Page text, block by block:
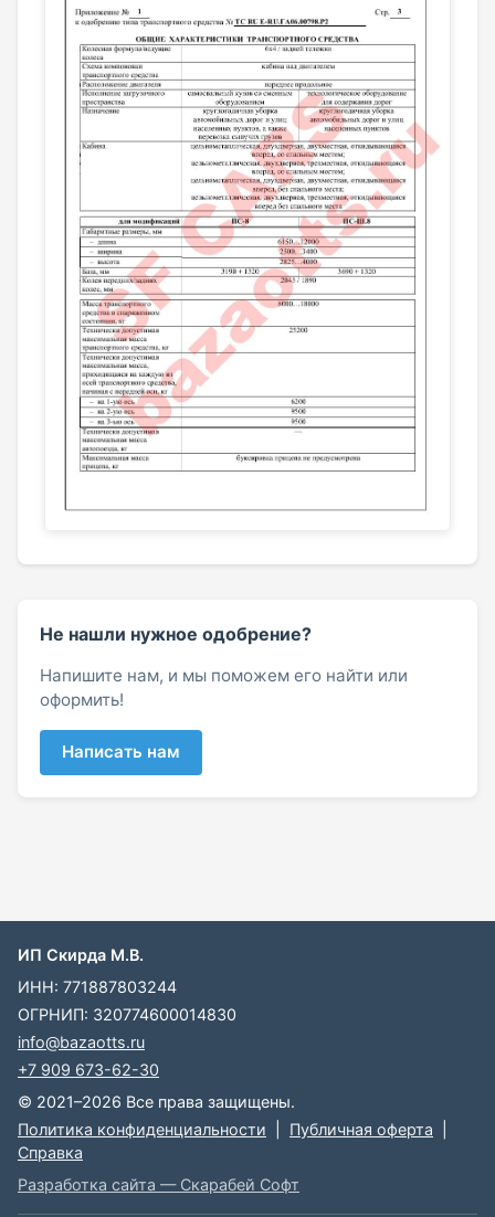
Не нашли нужное одобрение?
Напишите нам, и мы поможем его найти или
оформить!
Написать нам
ИП Скирда М.В.
ИНН: 771887803244
ОГРНИП: 320774600014830
info@bazaotts.ru
+7 909 673-62-30
© 2021–2026 Все права защищены.
Политика конфиденциальности
Публичная оферта
Справка
Разработка сайта — Скарабей Софт